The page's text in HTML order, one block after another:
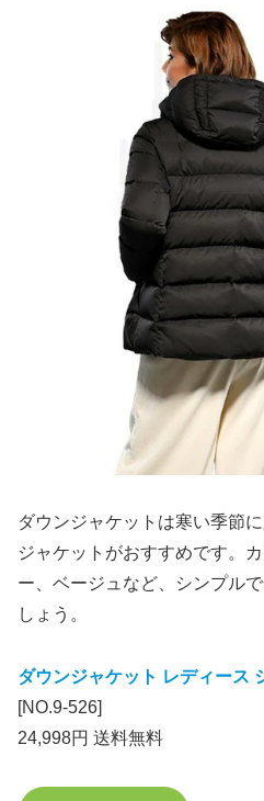
ダウンジャケットは寒い季節
ジャケットがおすすめです。
ー、ベージュなど、シンプル
しょう。
ダウンジャケット レディース
[NO.9-526]
24,998円 送料無料